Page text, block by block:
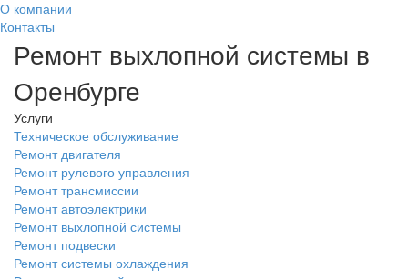
О компании
Контакты
Ремонт выхлопной системы в
Оренбурге
Услуги
Техническое обслуживание
Ремонт двигателя
Ремонт рулевого управления
Ремонт трансмиссии
Ремонт автоэлектрики
Ремонт выхлопной системы
Ремонт подвески
Ремонт системы охлаждения